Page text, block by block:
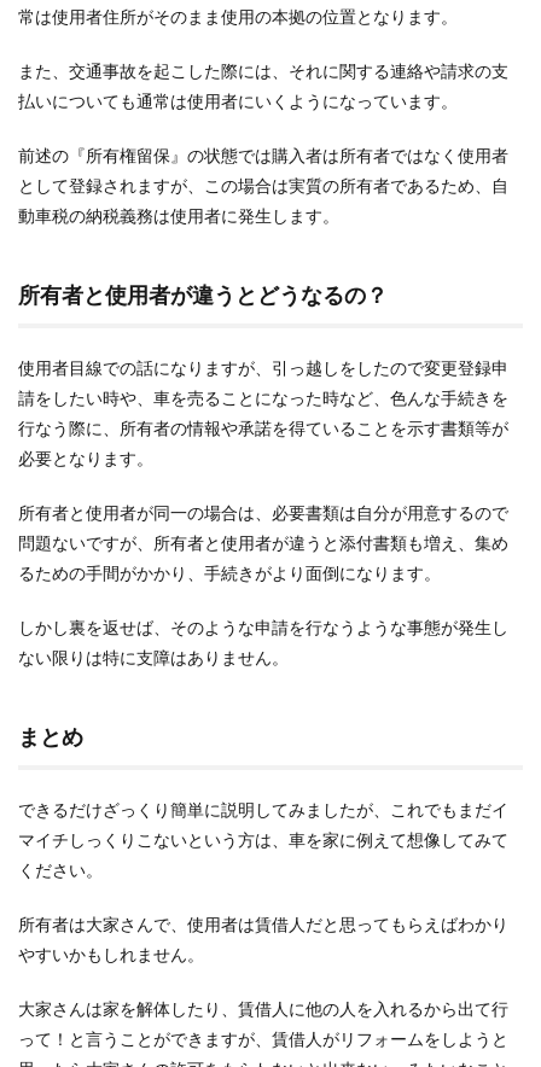
常は使用者住所がそのまま使用の本拠の位置となります。
また、交通事故を起こした際には、それに関する連絡や請求の支
払いについても通常は使用者にいくようになっています。
前述の『所有権留保』の状態では購入者は所有者ではなく使用者
として登録されますが、この場合は実質の所有者であるため、自
動車税の納税義務は使用者に発生します。
所有者と使用者が違うとどうなるの？
使用者目線での話になりますが、引っ越しをしたので変更登録申
請をしたい時や、車を売ることになった時など、色んな手続きを
行なう際に、所有者の情報や承諾を得ていることを示す書類等が
必要となります。
所有者と使用者が同一の場合は、必要書類は自分が用意するので
問題ないですが、所有者と使用者が違うと添付書類も増え、集め
るための手間がかかり、手続きがより面倒になります。
しかし裏を返せば、そのような申請を行なうような事態が発生し
ない限りは特に支障はありません。
まとめ
できるだけざっくり簡単に説明してみましたが、これでもまだイ
マイチしっくりこないという方は、車を家に例えて想像してみて
ください。
所有者は大家さんで、使用者は賃借人だと思ってもらえばわかり
やすいかもしれません。
大家さんは家を解体したり、賃借人に他の人を入れるから出て行
って！と言うことができますが、賃借人がリフォームをしようと